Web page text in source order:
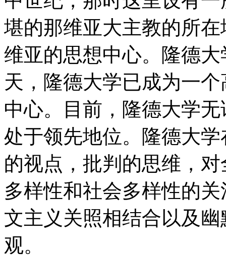
堪的那维亚大主教的所
维亚的思想中心。隆德
天，隆德大学已成为一
中心。目前，隆德大学
处于领先地位。隆德大
的视点，批判的思维，
多样性和社会多样性的
文主义关照相结合以及
观。